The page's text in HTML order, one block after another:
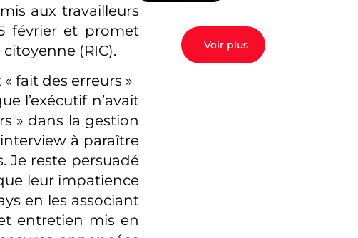
aux travailleurs
février et promet
(RIC).
« fait des erreurs »
l’exécutif n’avait
» dans la gestion
à paraître
Je reste persuadé
leur impatience
en les associant
entretien mis en
Voir plus